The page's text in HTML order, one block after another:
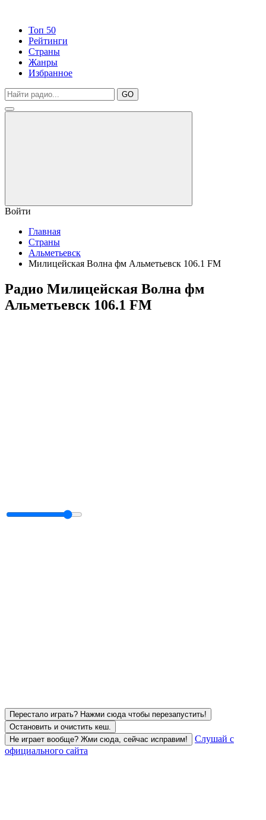
Топ 50
Рейтинги
Страны
Жанры
Избранное
GO
Войти
Главная
Страны
Альметьевск
Милицейская Волна фм Альметьевск 106.1 FM
Радио Милицейская Волна фм
Альметьевск 106.1 FM
Перестало играть? Нажми сюда чтобы перезапустить!
Остановить и очистить кеш.
Не играет вообще? Жми сюда, сейчас исправим!
Слушай с
официального сайта